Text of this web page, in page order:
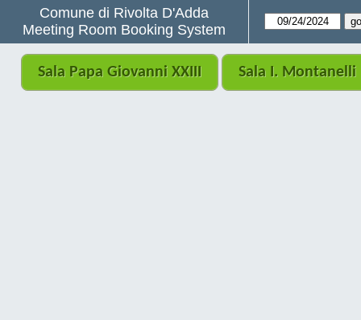
Comune di Rivolta D'Adda
Meeting Room Booking System
Sala Papa Giovanni XXIII Sala I. Montanelli